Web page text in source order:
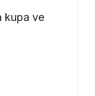
kupa ve